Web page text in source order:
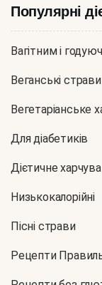
Популярні
Вагітним і
Веганські страви
Вегетаріанське
Для діабетиків
Дієтичне
Низькокалорійні
Пісні страви
Рецепти